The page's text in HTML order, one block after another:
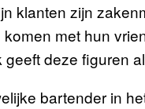
klanten zijn
met hun
deze figuren
bartender in